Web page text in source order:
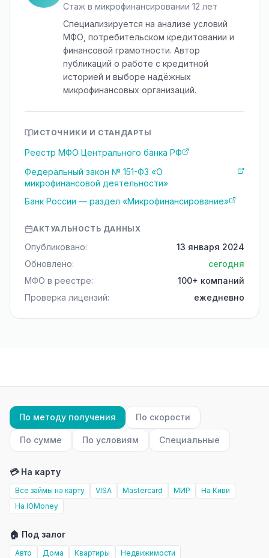
Стаж в микрофинансировании 12 лет
Специализируется на анализе условий
МФО, потребительском кредитовании и
финансовой грамотности. Автор
публикаций о работе с кредитной
историей и выборе надёжных
микрофинансовых организаций.
ИСТОЧНИКИ И СТАНДАРТЫ
Реестр МФО Центрального банка РФ
Федеральный закон № 151-ФЗ «О
микрофинансовой деятельности»
Банк России — раздел «Микрофинансирование»
АКТУАЛЬНОСТЬ ДАННЫХ
Опубликовано:
13 января 2024
Обновлено:
сегодня
МФО в реестре:
100+ компаний
Проверка лицензий:
ежедневно
По методу получения По скорости
По сумме По условиям Специальные
💳 На карту
Все займы на карту VISA Mastercard МИР
На Киви
На ЮMoney
🏠 Под залог
Авто Дома Квартиры Недвижимости